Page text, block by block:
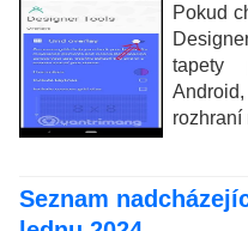
Pokud
tapety
rozhraní
Seznam